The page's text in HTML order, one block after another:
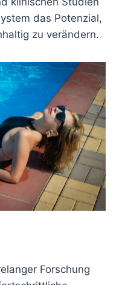
das Potenzial,
zu verändern.
Forschung